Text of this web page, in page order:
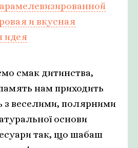
и вкусная
идея
смак дитинства,
нам приходить
з веселими, полярними
основи
так, що шабаш